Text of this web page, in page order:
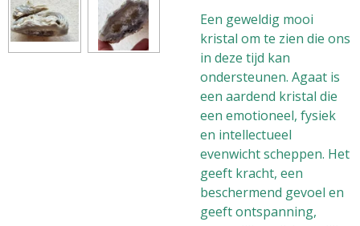
Een geweldig mooi
kristal om te zien die ons
in deze tijd kan
ondersteunen. Agaat is
een aardend kristal die
een emotioneel, fysiek
en intellectueel
evenwicht scheppen. Het
geeft kracht, een
beschermend gevoel en
geeft ontspanning,